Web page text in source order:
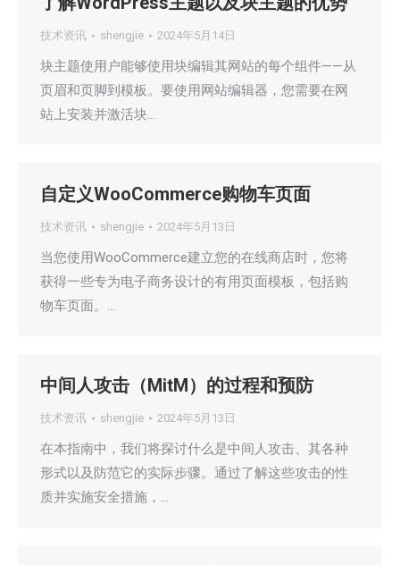
技术资讯 shengjie 2024年5月14日
块主题使用户能够使用块编辑其网站的每个组件——从
页眉和页脚到模板。要使用网站编辑器，您需要在网
站上安装并激活块…
自定义WooCommerce购物车页面
技术资讯 shengjie 2024年5月13日
当您使用WooCommerce建立您的在线商店时，您将
获得一些专为电子商务设计的有用页面模板，包括购
物车页面。…
中间人攻击（MitM）的过程和预防
技术资讯 shengjie 2024年5月13日
在本指南中，我们将探讨什么是中间人攻击、其各种
形式以及防范它的实际步骤。通过了解这些攻击的性
质并实施安全措施，…